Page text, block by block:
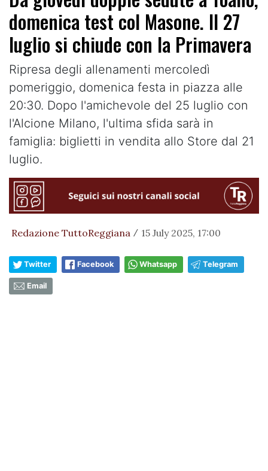
domenica test col Masone. Il 27
luglio si chiude con la Primavera
Ripresa degli allenamenti mercoledì
pomeriggio, domenica festa in piazza alle
20:30. Dopo l'amichevole del 25 luglio con
l'Alcione Milano, l'ultima sfida sarà in
famiglia: biglietti in vendita allo Store dal 21
luglio.
Redazione TuttoReggiana / 15 July 2025, 17:00
Twitter Facebook Whatsapp Telegram
Email